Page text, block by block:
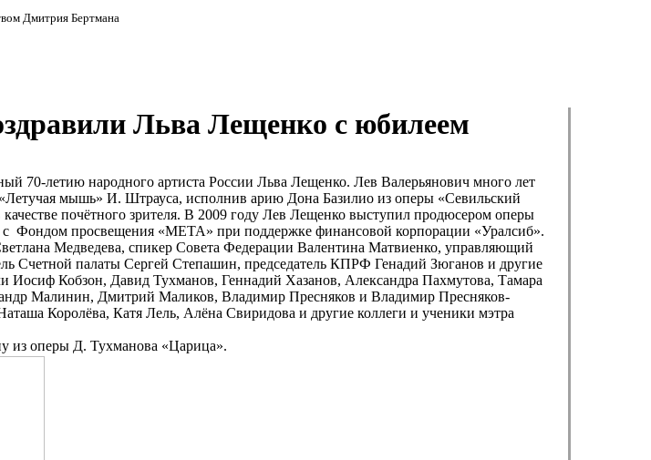
Дмитрия Бертмана
Льва Лещенко с юбилеем
70-летию народного артиста России Льва Лещенко. Лев Валерьянович много лет
«Летучая мышь» И. Штрауса, исполнив арию Дона Базилио из оперы «Севильский
почётного зрителя. В 2009 году Лев Лещенко выступил продюсером оперы
с Фондом просвещения «МЕТА» при поддержке финансовой корпорации «Уралсиб».
Медведева, спикер Совета Федерации Валентина Матвиенко, управляющий
Счетной палаты Сергей Степашин, председатель КПРФ Генадий Зюганов и другие
Кобзон, Давид Тухманов, Геннадий Хазанов, Александра Пахмутова, Тамара
Малинин, Дмитрий Маликов, Владимир Пресняков и Владимир Пресняков-
Королёва, Катя Лель, Алёна Свиридова и другие коллеги и ученики мэтра
из оперы Д. Тухманова «Царица».